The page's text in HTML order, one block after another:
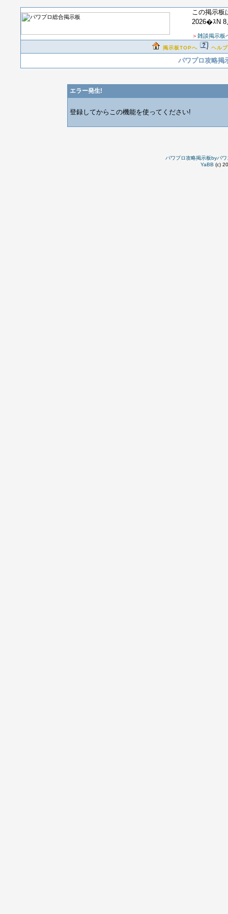
この掲示板
2026�ｽN
＞ 雑談掲示板
掲示板TOPへ ヘルプ
パワプロ攻略掲
エラー発生!
登録してからこの機能を使ってください!
パワプロ攻略掲示板byパワ
YaBB (c)